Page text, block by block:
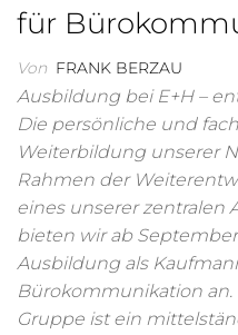
für
Von FRANK BERZAU
Ausbildung bei E+H –
Die persönliche und
Weiterbildung unserer
Rahmen der
eines unserer zentralen
bieten wir ab
Ausbildung als
Bürokommunikation an.
Gruppe ist ein